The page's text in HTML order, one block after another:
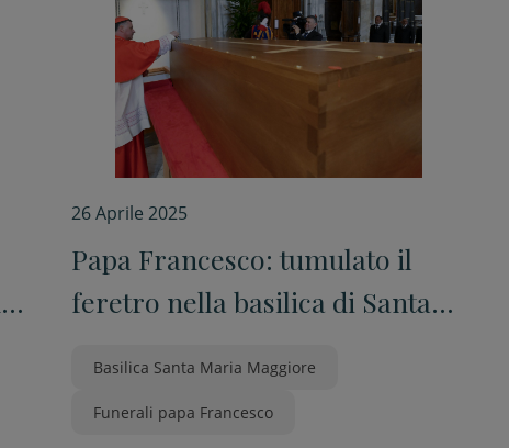
26 Aprile 2025
Papa Francesco: tumulato il
feretro nella basilica di Santa
Basilica Santa Maria Maggiore
Funerali papa Francesco